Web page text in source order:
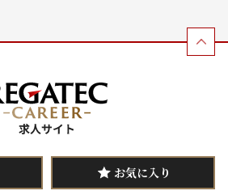
お気に入り